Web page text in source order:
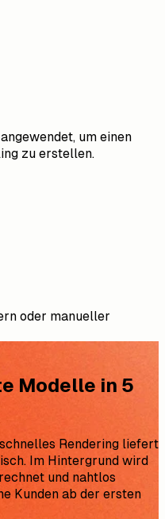
um einen
zu erstellen.
oder manueller
Modelle in 5
Rendering liefert
Im Hintergrund wird
und nahtlos
Kunden ab der ersten